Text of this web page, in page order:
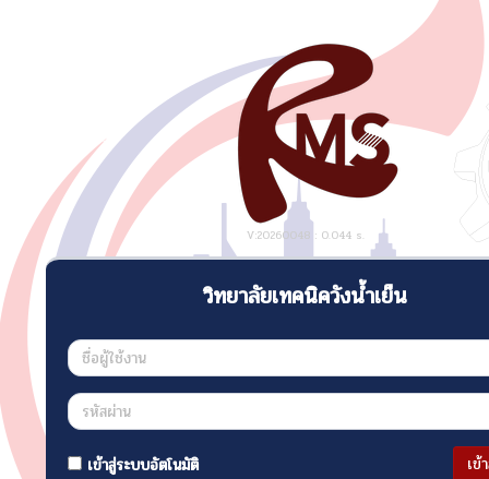
V:20260048 : 0.044 s.
วิทยาลัยเทคนิควังน้ำเย็น
เข้าสู่ระบบอัตโนมัติ เข้